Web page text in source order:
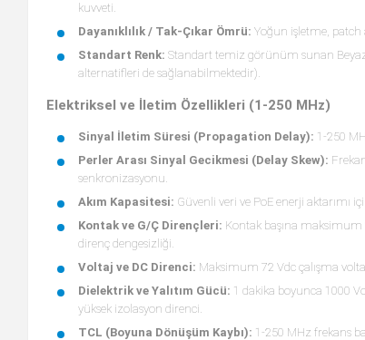
kuvveti.
Dayanıklılık / Tak-Çıkar Ömrü: Yoğun işletme, patch
Standart Renk: Standart temiz görünüm sunan Beyaz
alternatifleri de sağlanabilmektedir).
Elektriksel ve İletim Özellikleri (1-250 MHz)
Sinyal İletim Süresi (Propagation Delay): 1-250
Perler Arası Sinyal Gecikmesi (Delay Skew):
senkronizasyonu.
Akım Kapasitesi: Güvenli veri ve PoE enerji aktarımı
Kontak ve G/Ç Dirençleri: Kontak başına
direnç dengesizliği.
Voltaj ve DC Direnci: Maksimum 72 Vdc çalışma
Dielektrik ve Yalıtım Gücü: 1 dakika boyunca 1000
yüksek izolasyon direnci.
TCL (Boyuna Dönüşüm Kaybı): 1-250 MHz frekans